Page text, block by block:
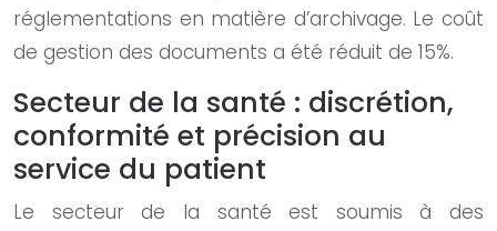
réglementations en matière d’archivage. Le coût
de gestion des documents a été réduit de 15%.
Secteur de la santé : discrétion,
conformité et précision au
service du patient
Le secteur de la santé est soumis à des